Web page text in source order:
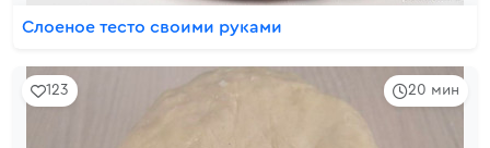
Слоеное тесто своими руками
20 мин
123